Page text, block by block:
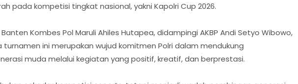
pada kompetisi tingkat nasional, yakni Kapolri Cup 2026.
Kombes Pol Maruli Ahiles Hutapea, didampingi AKBP Andi Setyo Wibowo,
turnamen ini merupakan wujud komitmen Polri dalam mendukung
muda melalui kegiatan yang positif, kreatif, dan berprestasi.